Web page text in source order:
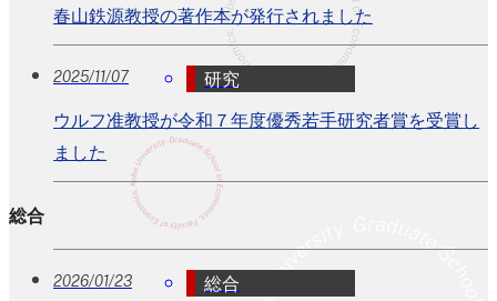
春山鉄源教授の著作本が発行されました
2025/11/07
研究
ウルフ准教授が令和７年度優秀若手研究者賞を受賞し
ました
総合
2026/01/23
総合